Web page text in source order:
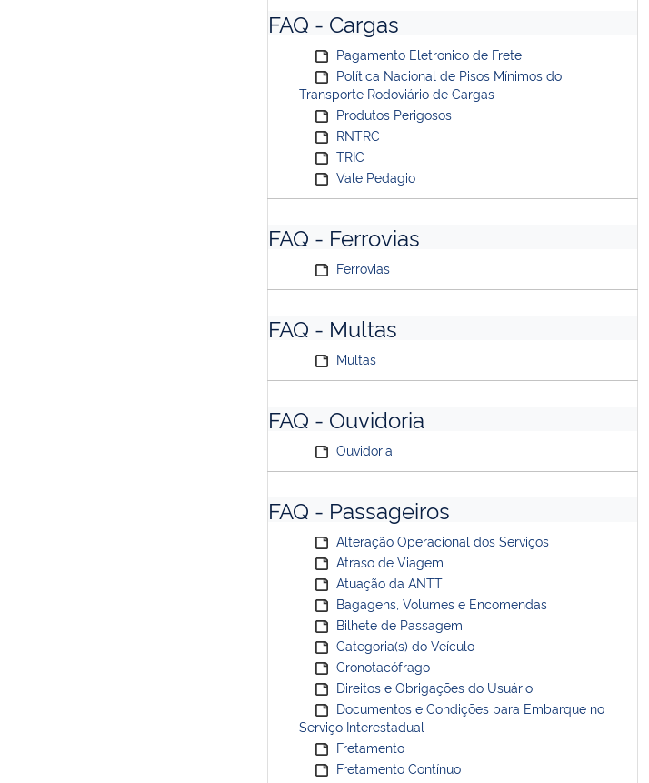
FAQ - Cargas
Pagamento Eletronico de Frete
Política Nacional de Pisos Mínimos do
Transporte Rodoviário de Cargas
Produtos Perigosos
RNTRC
TRIC
Vale Pedagio
FAQ - Ferrovias
Ferrovias
FAQ - Multas
Multas
FAQ - Ouvidoria
Ouvidoria
FAQ - Passageiros
Alteração Operacional dos Serviços
Atraso de Viagem
Atuação da ANTT
Bagagens, Volumes e Encomendas
Bilhete de Passagem
Categoria(s) do Veículo
Cronotacófrago
Direitos e Obrigações do Usuário
Documentos e Condições para Embarque no
Serviço Interestadual
Fretamento
Fretamento Contínuo